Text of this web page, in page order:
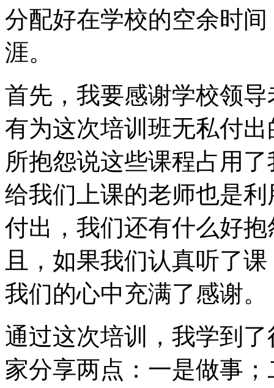
分配好在学校的空余时
涯。
首先，我要感谢学校领
有为这次培训班无私付
所抱怨说这些课程占用
给我们上课的老师也是
付出，我们还有什么好
且，如果我们认真听了
我们的心中充满了感谢。
通过这次培训，我学到
家分享两点：一是做事